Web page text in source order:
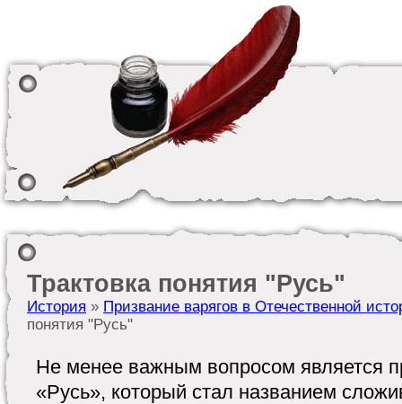
Трактовка понятия "Русь"
История » Призвание варягов в Отечественной
понятия "Русь"
Не менее важным вопросом является
«Русь», который стал названием